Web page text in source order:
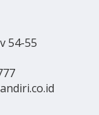
54-55